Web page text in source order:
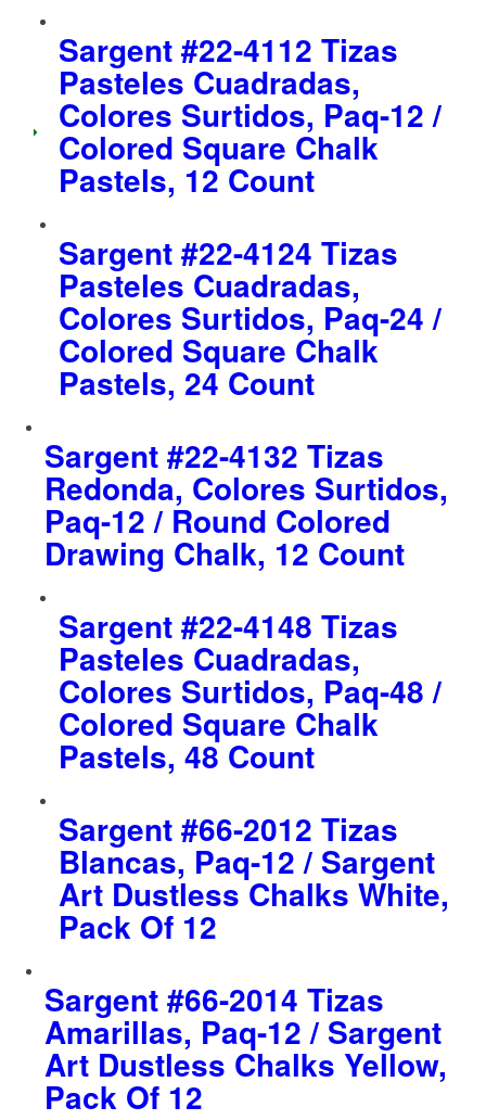
Sargent #22-4112 Tizas
Pasteles Cuadradas,
Colores Surtidos, Paq-12 /
Colored Square Chalk
Pastels, 12 Count
Sargent #22-4124 Tizas
Pasteles Cuadradas,
Colores Surtidos, Paq-24 /
Colored Square Chalk
Pastels, 24 Count
Sargent #22-4132 Tizas
Redonda, Colores Surtidos,
Paq-12 / Round Colored
Drawing Chalk, 12 Count
Sargent #22-4148 Tizas
Pasteles Cuadradas,
Colores Surtidos, Paq-48 /
Colored Square Chalk
Pastels, 48 Count
Sargent #66-2012 Tizas
Blancas, Paq-12 / Sargent
Art Dustless Chalks White,
Pack Of 12
Sargent #66-2014 Tizas
Amarillas, Paq-12 / Sargent
Art Dustless Chalks Yellow,
Pack Of 12